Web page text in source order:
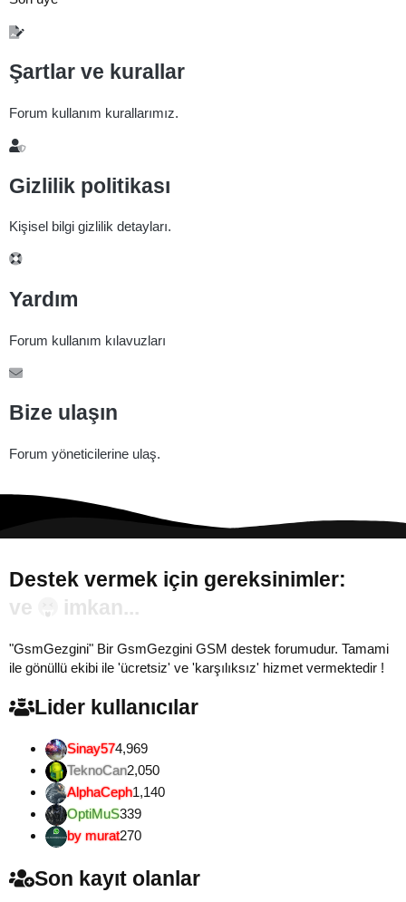
Şartlar ve kurallar
Forum kullanım kurallarımız.
Gizlilik politikası
Kişisel bilgi gizlilik detayları.
Yardım
Forum kullanım kılavuzları
Bize ulaşın
Forum yöneticilerine ulaş.
Destek vermek için gereksinimler:
Gönül...
"GsmGezgini" Bir GsmGezgini GSM destek forumudur. Tamami
ile gönüllü ekibi ile 'ücretsiz' ve 'karşılıksız' hizmet vermektedir !
Lider kullanıcılar
Sinay574,969
TeknoCan2,050
AlphaCeph1,140
OptiMuS339
by murat270
Son kayıt olanlar